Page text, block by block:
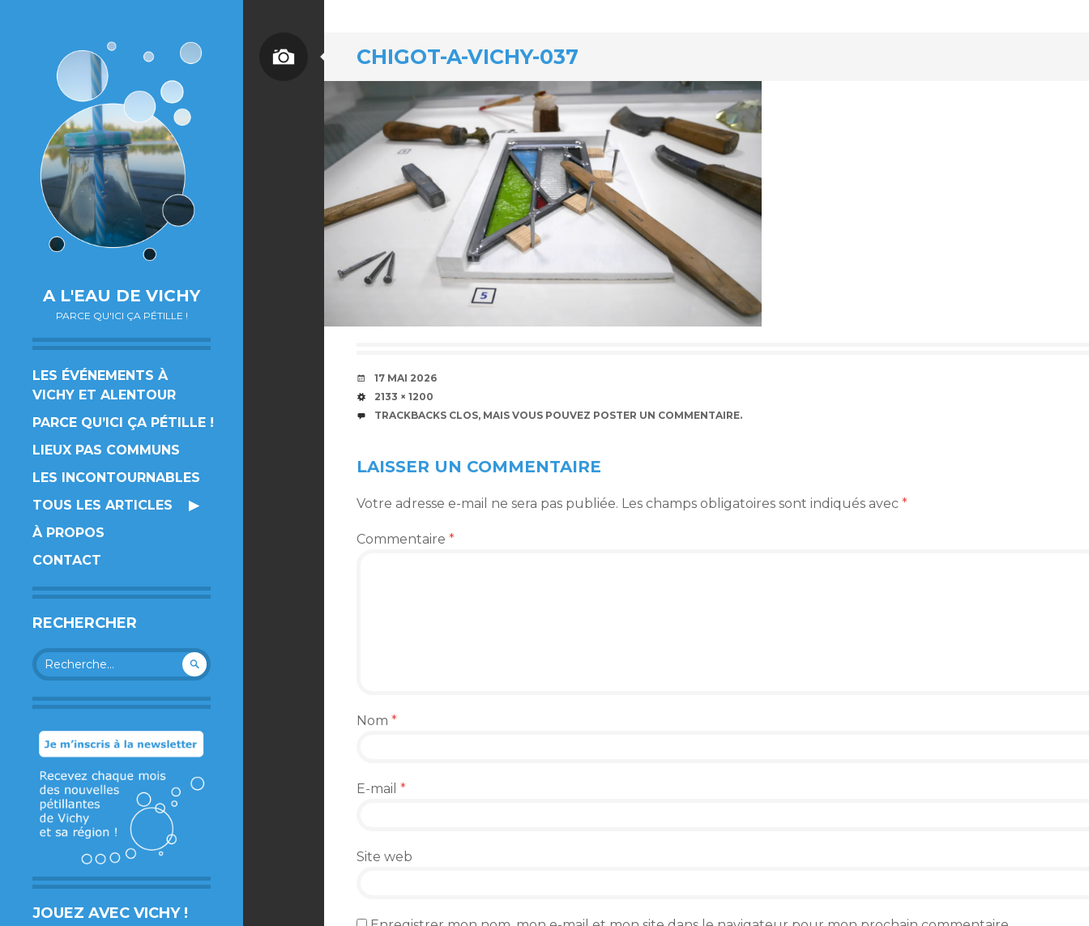
A L'EAU DE VICHY
PARCE QU'ICI ÇA PÉTILLE !
LES ÉVÉNEMENTS À
VICHY ET ALENTOUR
PARCE QU’ICI ÇA PÉTILLE !
LIEUX PAS COMMUNS
LES INCONTOURNABLES
TOUS LES ARTICLES
À PROPOS
CONTACT
RECHERCHER
Rechercher :
JOUEZ AVEC VICHY !
CHIGOT-A-VICHY-037
DATE
17 MAI 2026
TAILLE
2133 × 1200
TRACKBACKS CLOS, MAIS VOUS POUVEZ POSTER UN COMMENTAIRE.
LAISSER UN COMMENTAIRE
Votre adresse e-mail ne sera pas publiée. Les champs obligatoires sont indiqués avec *
Commentaire *
Nom *
E-mail *
Site web